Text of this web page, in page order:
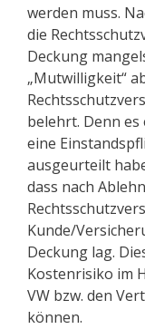
werden muss.
die
Deckung
„Mutwilligkeit“
belehrt. Denn
eine
ausgeurteilt
dass nach
Kunde/
Deckung lag.
Kostenrisiko im
VW bzw. den
können.